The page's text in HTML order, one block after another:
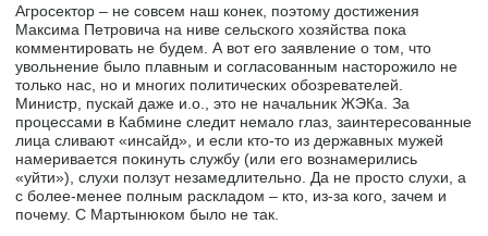
Агросектор – не совсем наш конек, поэтому достижения
Максима Петровича на ниве сельского хозяйства пока
комментировать не будем. А вот его заявление о том, что
увольнение было плавным и согласованным насторожило не
только нас, но и многих политических обозревателей.
Министр, пускай даже и.о., это не начальник ЖЭКа. За
процессами в Кабмине следит немало глаз, заинтересованные
лица сливают «инсайд», и если кто-то из державных мужей
намеривается покинуть службу (или его вознамерились
«уйти»), слухи ползут незамедлительно. Да не просто слухи, а
с более-менее полным раскладом – кто, из-за кого, зачем и
почему. С Мартынюком было не так.